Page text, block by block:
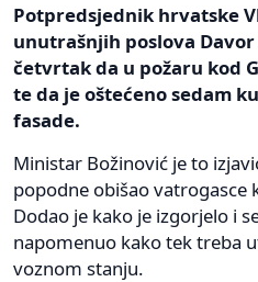
Potpredsjednik hrvatske
unutrašnjih poslova
četvrtak da u požaru kod
te da je oštećeno sedam
fasade.
Ministar Božinović je to
popodne obišao vatrogasce
Dodao je kako je izgorjelo i
napomenuo kako tek treba
voznom stanju.